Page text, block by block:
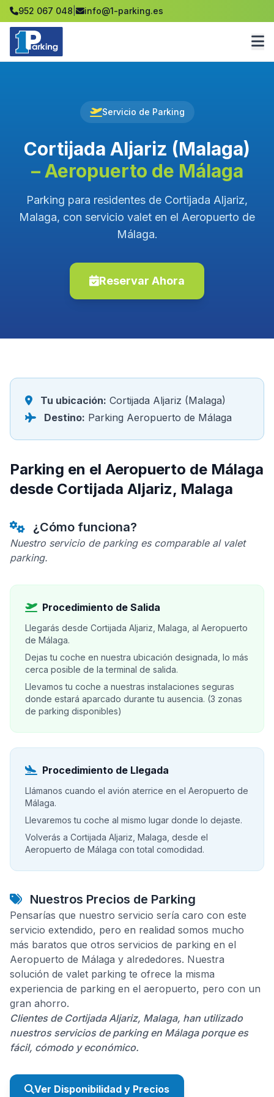
952 067 048 info@1-parking.es
Servicio de Parking
Cortijada Aljariz (Malaga)
– Aeropuerto de Málaga
Parking para residentes de Cortijada Aljariz,
Malaga, con servicio valet en el Aeropuerto de
Málaga.
Reservar Ahora
Tu ubicación: Cortijada Aljariz (Malaga)
Destino: Parking Aeropuerto de Málaga
Parking en el Aeropuerto de Málaga
desde Cortijada Aljariz, Malaga
¿Cómo funciona?
Nuestro servicio de parking es comparable al valet
parking.
Procedimiento de Salida
Llegarás desde Cortijada Aljariz, Malaga, al Aeropuerto
de Málaga.
Dejas tu coche en nuestra ubicación designada, lo más
cerca posible de la terminal de salida.
Llevamos tu coche a nuestras instalaciones seguras
donde estará aparcado durante tu ausencia. (3 zonas
de parking disponibles)
Procedimiento de Llegada
Llámanos cuando el avión aterrice en el Aeropuerto de
Málaga.
Llevaremos tu coche al mismo lugar donde lo dejaste.
Volverás a Cortijada Aljariz, Malaga, desde el
Aeropuerto de Málaga con total comodidad.
Nuestros Precios de Parking
Pensarías que nuestro servicio sería caro con este
servicio extendido, pero en realidad somos mucho
más baratos que otros servicios de parking en el
Aeropuerto de Málaga y alrededores. Nuestra
solución de valet parking te ofrece la misma
experiencia de parking en el aeropuerto, pero con un
gran ahorro.
Clientes de Cortijada Aljariz, Malaga, han utilizado
nuestros servicios de parking en Málaga porque es
fácil, cómodo y económico.
Ver Disponibilidad y Precios